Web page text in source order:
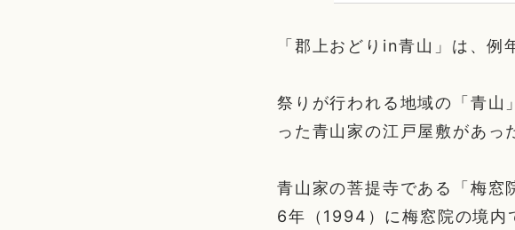
「郡上おどりin青山」は、例
祭りが行われる地域の「青山
った青山家の江戸屋敷があっ
青山家の菩提寺である「梅窓
6年（1994）に梅窓院の境内